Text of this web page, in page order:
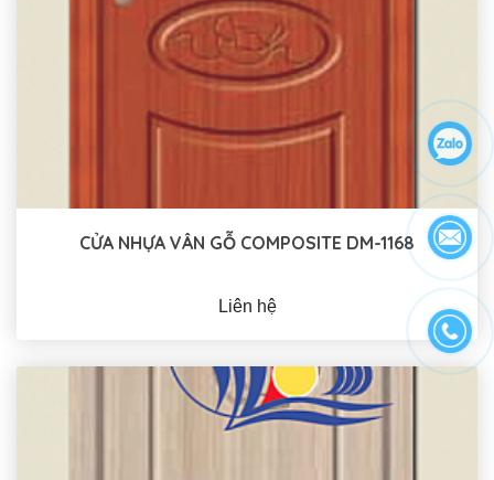
CỬA NHỰA VÂN GỖ COMPOSITE DM-1168
Liên hệ